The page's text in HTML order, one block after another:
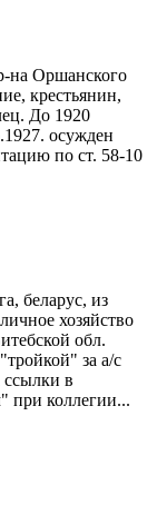
на Оршанского
крестьянин,
До 1920
осужден
по ст. 58-10
беларус, из
хозяйство
обл.
за а/с
в
при коллегии...